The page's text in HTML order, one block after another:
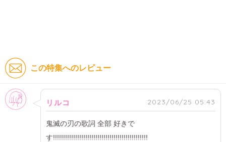
この特集へのレビュー
女性
リルコ 2023/06/25 05:43
鬼滅の刃の歌詞 全部 好きで
す!!!!!!!!!!!!!!!!!!!!!!!!!!!!!!!!!!!!!!!!!!!!!!!